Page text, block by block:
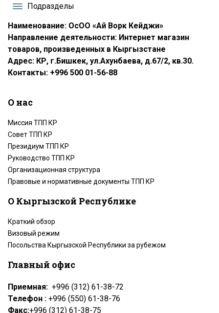
Подразделы
Наименование: ОсОО «Ай Ворк Кейджи»
Направление деятельности: Интернет магазин
товаров, произведенных в Кыргызстане
Адрес: КР, г.Бишкек, ул.Ахунбаева, д.67/2, кв.30.
Контакты: +996 500 01-56-88
О нас
Миссия ТПП КР
Совет ТПП КР
Президиум ТПП КР
Руководство ТПП КР
Организационная структура
Правовые и нормативные документы ТПП КР
О Кыргызской Республике
Краткий обзор
Визовый режим
Посольства Кыргызской Республики за рубежом
Главный офис
Приемная: +996 (312) 61-38-72
Телефон : +996 (550) 61-38-76
Факс:+996 (312) 61-38-75